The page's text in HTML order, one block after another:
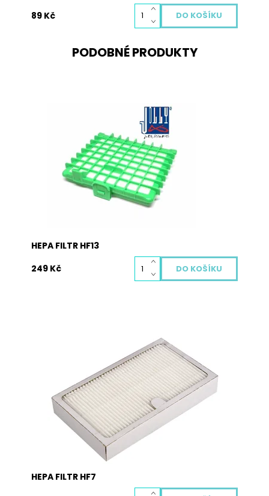
89 Kč
PODOBNÉ PRODUKTY
Hepa filtr je nedílnou součástí každého dobrého
vysavače. Zachycuje i ty nejjemnější prachové
částice a alergeny, které rozhodně do vašeho
domu nepatří. Hepa filtr je potřeba pravidelně
měnit, aby chránil vaše zdraví i životnost vašeho
vysavače. Vyměněný...
Dostupnost:
Skladem
2026
HEPA FILTR HF13
249 Kč
Hepa filtr je nedílnou součástí každého dobrého
vysavače. Zachycuje i ty nejjemnější prachové
částice a alergeny, které rozhodně do vašeho
domu nepatří. Hepa filtr je potřeba pravidelně
měnit, aby chránil vaše zdraví i životnost vašeho
vysavače. Vyměněný...
Dostupnost:
Skladem
2020
HEPA FILTR HF7